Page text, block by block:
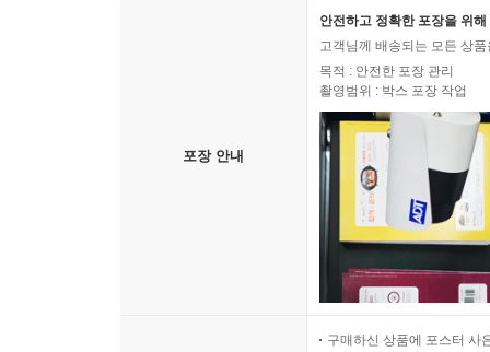
포장 안내
안전하고 정확한 포장을 위
고객님께 배송되는 모든 상
목적 : 안전한 포장 관리
촬영범위 : 박스 포장 작업
구매하신 상품에 포스터 사